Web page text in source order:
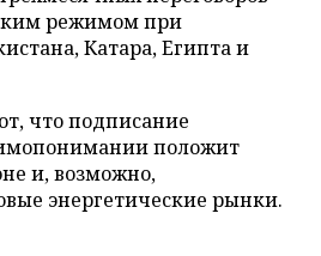
режимом при
Катара, Египта и
что подписание
положит
и, возможно,
энергетические рынки.